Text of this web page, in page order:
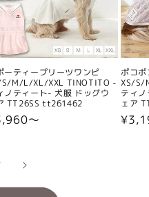
ーティープリーツワンピ
S/M/L/XL/XXL TINOTITO -
ノティート- 犬服 ドッグウ
TT26SS tt261462
〜
ポコ
XS/S/
ティ
ェア
通